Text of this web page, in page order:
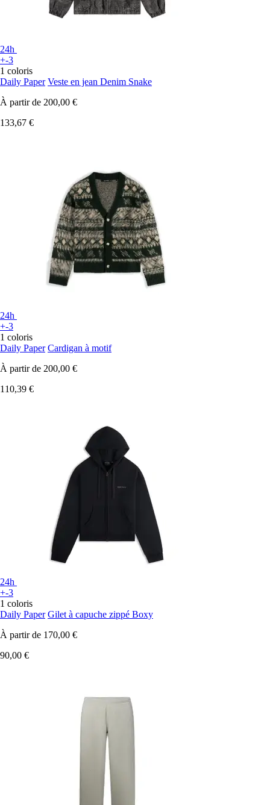
24h
+-3
1 coloris
Daily Paper Veste en jean Denim Snake
À partir de 200,00 €
133,67 €
24h
+-3
1 coloris
Daily Paper Cardigan à motif
À partir de 200,00 €
110,39 €
24h
+-3
1 coloris
Daily Paper Gilet à capuche zippé Boxy
À partir de 170,00 €
90,00 €